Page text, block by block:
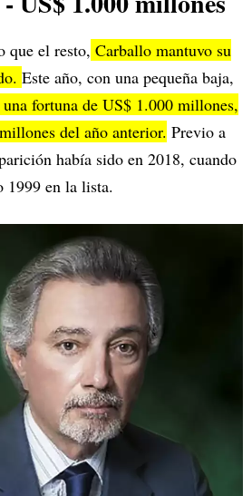
que el resto, Carballo mantuvo su
Este año, con una pequeña baja,
una fortuna de US$ 1.000 millones,
del año anterior. Previo a
había sido en 2018, cuando
1999 en la lista.